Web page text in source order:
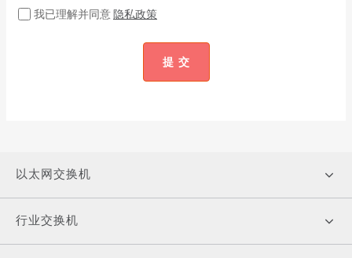
我已理解并同意隐私政策
提 交
以太网交换机
行业交换机